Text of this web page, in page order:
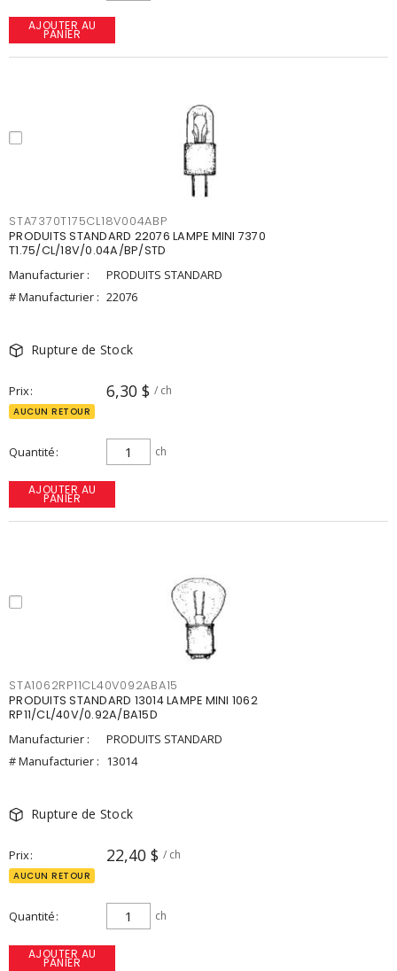
AJOUTER AU
PANIER
STA7370T175CL18V004ABP
PRODUITS STANDARD 22076 LAMPE MINI 7370
T1.75/CL/18V/0.04A/BP/STD
Manufacturier :
PRODUITS STANDARD
# Manufacturier : 22076
Rupture de Stock
Prix 6,30 $ / ch
AUCUN RETOUR
Quantité ch
AJOUTER AU
PANIER
STA1062RP11CL40V092ABA15
PRODUITS STANDARD 13014 LAMPE MINI 1062
RP11/CL/40V/0.92A/BA15D
Manufacturier :
PRODUITS STANDARD
# Manufacturier : 13014
Rupture de Stock
Prix 22,40 $ / ch
AUCUN RETOUR
Quantité ch
AJOUTER AU
PANIER